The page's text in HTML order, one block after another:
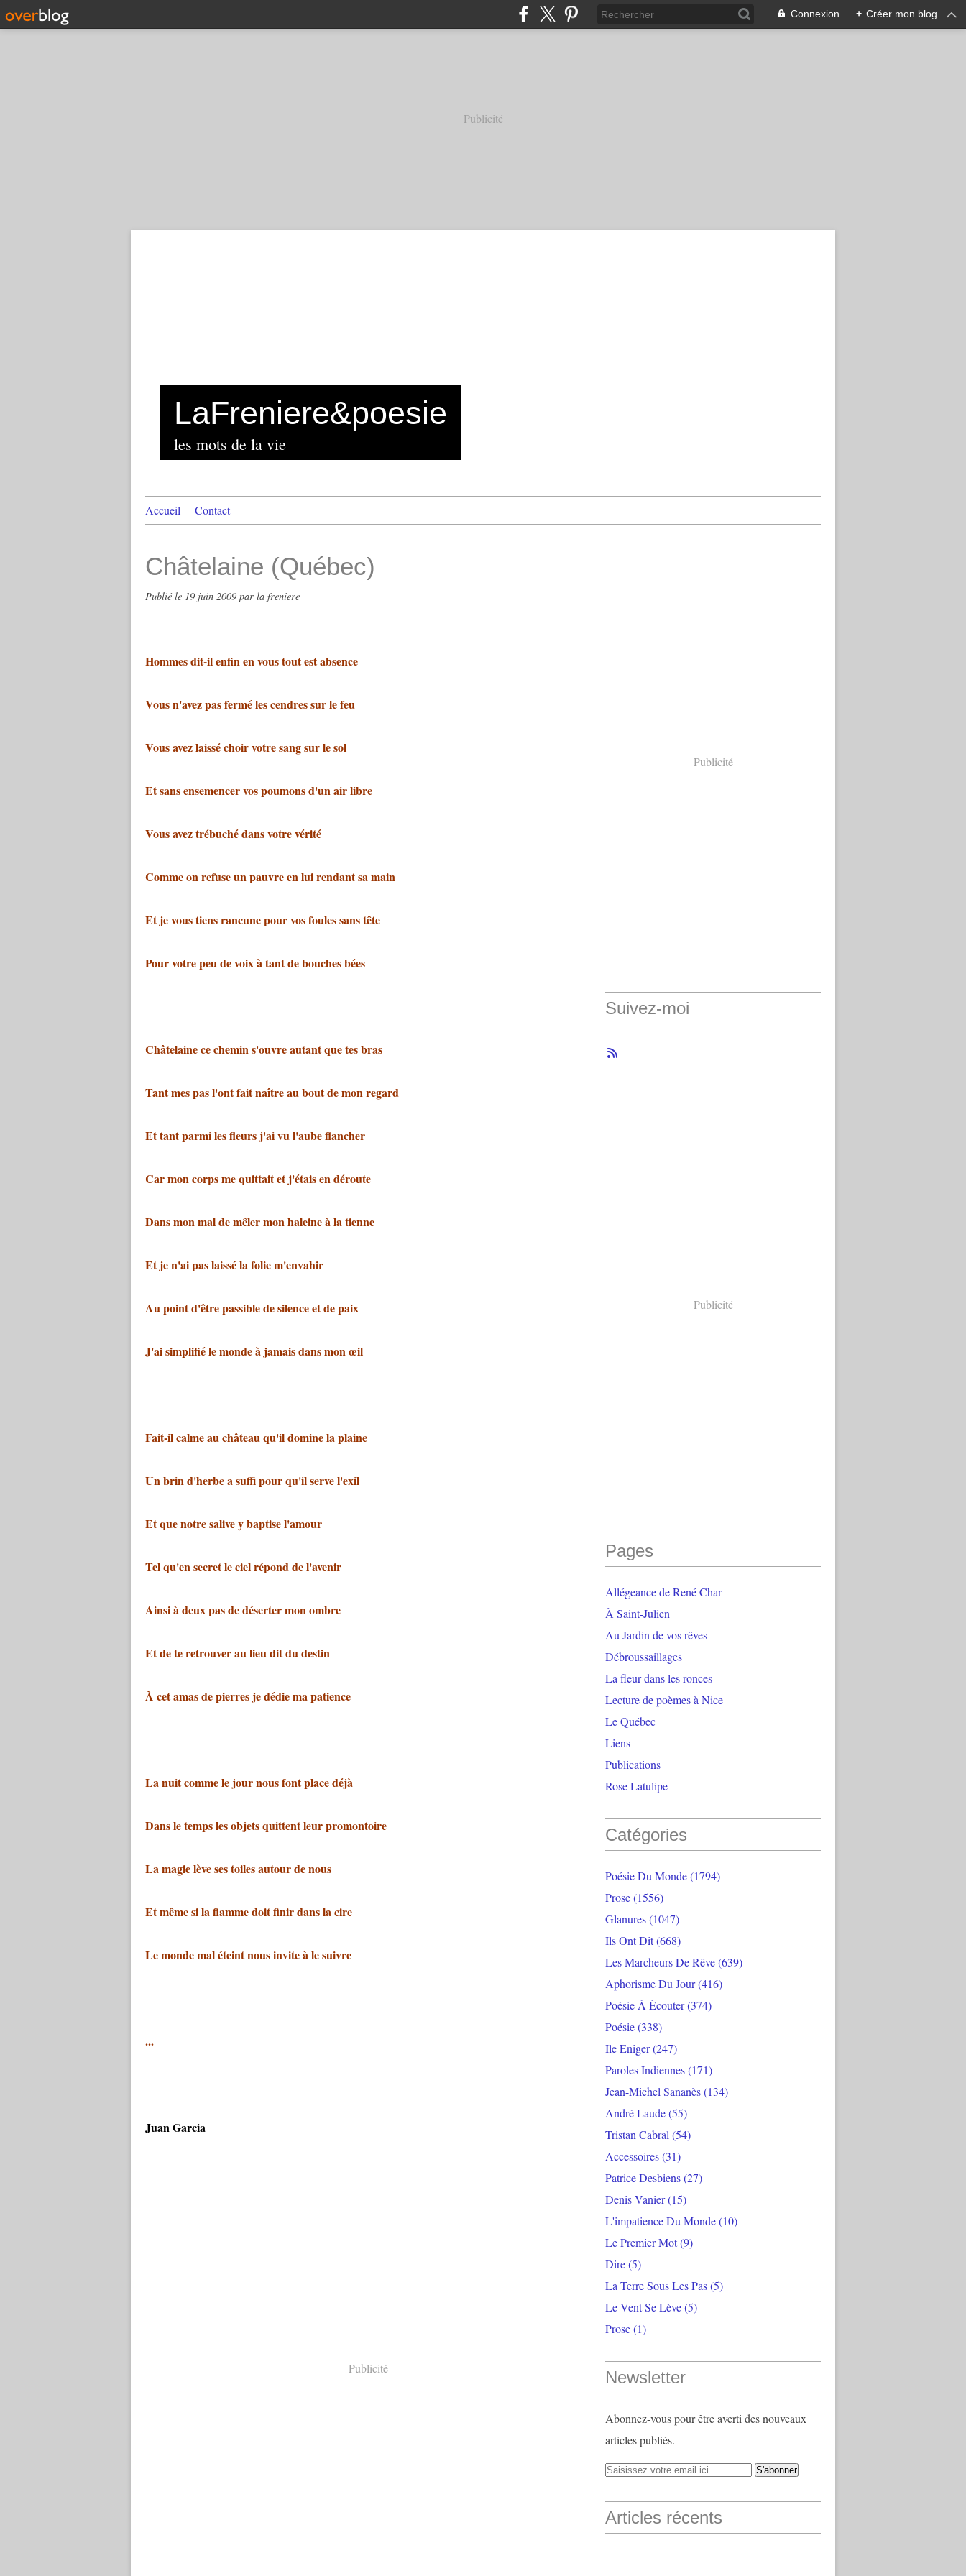
Connexion + Créer mon blog
Publicité
LaFreniere&poesie
les mots de la vie
Accueil Contact
Châtelaine (Québec)
Publié le 19 juin 2009 par la freniere
Hommes dit-il enfin en vous tout est absence
Vous n'avez pas fermé les cendres sur le feu
Vous avez laissé choir votre sang sur le sol
Et sans ensemencer vos poumons d'un air libre
Vous avez trébuché dans votre vérité
Comme on refuse un pauvre en lui rendant sa main
Et je vous tiens rancune pour vos foules sans tête
Pour votre peu de voix à tant de bouches bées
Châtelaine ce chemin s'ouvre autant que tes bras
Tant mes pas l'ont fait naître au bout de mon regard
Et tant parmi les fleurs j'ai vu l'aube flancher
Car mon corps me quittait et j'étais en déroute
Dans mon mal de mêler mon haleine à la tienne
Et je n'ai pas laissé la folie m'envahir
Au point d'être passible de silence et de paix
J'ai simplifié le monde à jamais dans mon œil
Fait-il calme au château qu'il domine la plaine
Un brin d'herbe a suffi pour qu'il serve l'exil
Et que notre salive y baptise l'amour
Tel qu'en secret le ciel répond de l'avenir
Ainsi à deux pas de déserter mon ombre
Et de te retrouver au lieu dit du destin
À cet amas de pierres je dédie ma patience
La nuit comme le jour nous font place déjà
Dans le temps les objets quittent leur promontoire
La magie lève ses toiles autour de nous
Et même si la flamme doit finir dans la cire
Le monde mal éteint nous invite à le suivre
...
Juan Garcia
Publicité
Publicité
Suivez-moi
Publicité
Pages
Allégeance de René Char
À Saint-Julien
Au Jardin de vos rêves
Débroussaillages
La fleur dans les ronces
Lecture de poèmes à Nice
Le Québec
Liens
Publications
Rose Latulipe
Catégories
Poésie Du Monde(1794)
Prose(1556)
Glanures(1047)
Ils Ont Dit(668)
Les Marcheurs De Rêve(639)
Aphorisme Du Jour(416)
Poésie À Écouter(374)
Poésie(338)
Ile Eniger(247)
Paroles Indiennes(171)
Jean-Michel Sananès(134)
André Laude(55)
Tristan Cabral (54)
Accessoires(31)
Patrice Desbiens(27)
Denis Vanier(15)
L'impatience Du Monde(10)
Le Premier Mot(9)
Dire(5)
La Terre Sous Les Pas(5)
Le Vent Se Lève(5)
Prose(1)
Newsletter
Abonnez-vous pour être averti des nouveaux
articles publiés.
Articles récents